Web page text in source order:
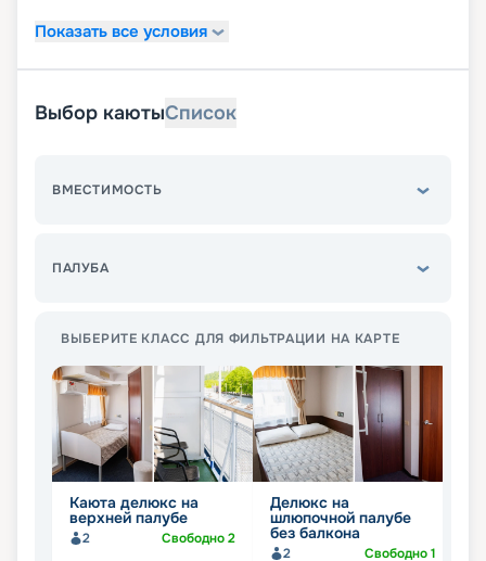
Показать все условия
Выбор каютыСписок
ВМЕСТИМОСТЬ
ПАЛУБА
ВЫБЕРИТЕ КЛАСС ДЛЯ ФИЛЬТРАЦИИ НА КАРТЕ
Каюта делюкс на
верхней палубе
2 Свободно2
Делюкс на
шлюпочной палубе
без балкона
2 Свободно1